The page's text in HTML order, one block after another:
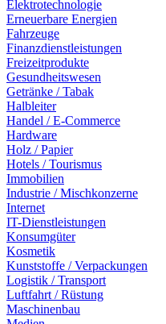
Elektrotechnologie
Erneuerbare Energien
Fahrzeuge
Finanzdienstleistungen
Freizeitprodukte
Gesundheitswesen
Getränke / Tabak
Halbleiter
Handel / E-Commerce
Hardware
Holz / Papier
Hotels / Tourismus
Immobilien
Industrie / Mischkonzerne
Internet
IT-Dienstleistungen
Konsumgüter
Kosmetik
Kunststoffe / Verpackungen
Logistik / Transport
Luftfahrt / Rüstung
Maschinenbau